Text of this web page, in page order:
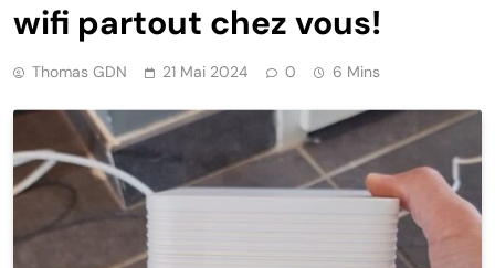
wifi partout chez vous!
Thomas GDN 21 Mai 2024 0 6 Mins